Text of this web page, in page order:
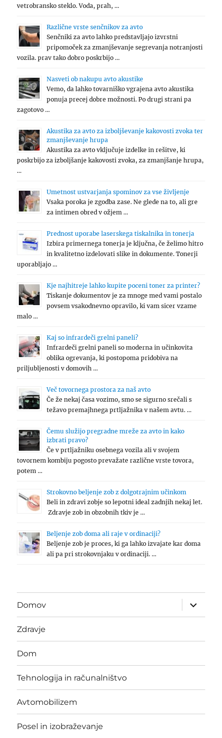
vetrobransko steklo. Voda, prah, …
Različne vrste senčnikov za avto
Senčniki za avto lahko predstavljajo izvrstni
pripomoček za zmanjševanje segrevanja notranjosti
vozila. prav tako dobro poskrbijo …
Nasveti ob nakupu avto akustike
Vemo, da lahko tovarniško vgrajena avto akustika
ponuja precej dobre možnosti. Po drugi strani pa
zagotovo …
Akustika za avto za izboljševanje kakovosti zvoka ter
zmanjševanje hrupa
Akustika za avto vključuje izdelke in rešitve, ki
poskrbijo za izboljšanje kakovosti zvoka, za zmanjšanje hrupa,
…
Umetnost ustvarjanja spominov za vse življenje
Vsaka poroka je zgodba zase. Ne glede na to, ali gre
za intimen obred v ožjem …
Prednost uporabe laserskega tiskalnika in tonerja
Izbira primernega tonerja je ključna, če želimo hitro
in kvalitetno izdelovati slike in dokumente. Tonerji
uporabljajo …
Kje najhitreje lahko kupite poceni toner za printer?
Tiskanje dokumentov je za mnoge med vami postalo
povsem vsakodnevno opravilo, ki vam sicer vzame
malo …
Kaj so infrardeči grelni paneli?
Infrardeči grelni paneli so moderna in učinkovita
oblika ogrevanja, ki postopoma pridobiva na
priljubljenosti v domovih …
Več tovornega prostora za naš avto
Če že nekaj časa vozimo, smo se sigurno srečali s
težavo premajhnega prtljažnika v našem avtu. …
Čemu služijo pregradne mreže za avto in kako
izbrati pravo?
Če v prtljažniku osebnega vozila ali v svojem
tovornem kombiju pogosto prevažate različne vrste tovora,
potem …
Strokovno beljenje zob z dolgotrajnim učinkom
Beli in zdravi zobje so lepotni ideal zadnjih nekaj let.
Zdravje zob in obzobnih tkiv je …
Beljenje zob doma ali raje v ordinaciji?
Beljenje zob je proces, ki ga lahko izvajate kar doma
ali pa pri strokovnjaku v ordinaciji. …
Domov
expand
child
menu
Zdravje
Dom
Tehnologija in računalništvo
Avtomobilizem
Posel in izobraževanje